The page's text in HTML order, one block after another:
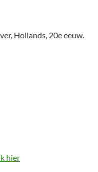
Hollands, 20e eeuw.
hier